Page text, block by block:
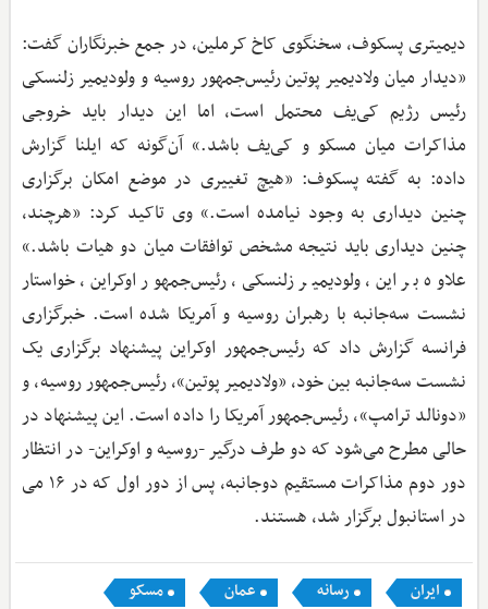
دیمیتری پسکوف، سخنگوی کاخ کرملین، در جمع خبرنگاران گفت:
«دیدار میان ولادیمیر پوتین رئیس‌جمهور روسیه و ولودیمیر زلنسکی
رئیس رژیم کی‌یف محتمل است، اما این دیدار باید خروجی
مذاکرات میان مسکو و کی‌یف باشد.» آن‌گونه که ایلنا گزارش
داده: به گفته پسکوف: «هیچ تغییری در موضع امکان برگزاری
چنین دیداری به وجود نیامده است.» وی تاکید کرد: «هرچند،
چنین دیداری باید نتیجه مشخص توافقات میان دو هیات باشد.»
علاوه بر این، ولودیمیر زلنسکی، رئیس‌جمهور اوکراین، خواستار
نشست سه‌جانبه با رهبران روسیه و آمریکا شده است. خبرگزاری
فرانسه گزارش داد که رئیس‌جمهور اوکراین پیشنهاد برگزاری یک
نشست سه‌جانبه بین خود، «ولادیمیر پوتین»، رئیس‌جمهور روسیه، و
«دونالد ترامپ»، رئیس‌جمهور آمریکا را داده است. این پیشنهاد در
حالی مطرح می‌شود که دو طرف درگیر -روسیه و اوکراین- در انتظار
دور دوم مذاکرات مستقیم دوجانبه، پس از دور اول که در ۱۶ می
در استانبول برگزار شد، هستند.
ایران رسانه عمان
مسکو